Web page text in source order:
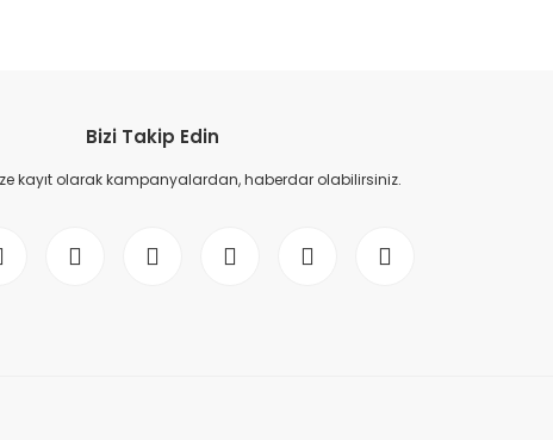
Bizi Takip Edin
kayıt olarak kampanyalardan, haberdar olabilirsiniz.